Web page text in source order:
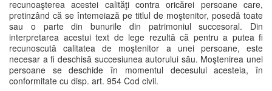
recunoaşterea acestei calităţi contra oricărei persoane care,
pretinzând că se întemeiază pe titlul de moştenitor, posedă toate
sau o parte din bunurile din patrimoniul succesoral. Din
interpretarea acestui text de lege rezultă că pentru a putea fi
recunoscută calitatea de moştenitor a unei persoane, este
necesar a fi deschisă succesiunea autorului său. Moştenirea unei
persoane se deschide în momentul decesului acesteia, în
conformitate cu disp. art. 954 Cod civil.